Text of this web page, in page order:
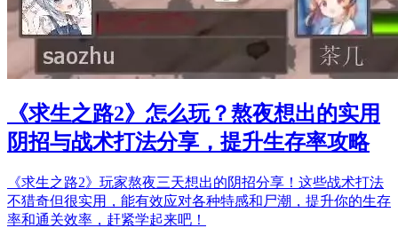
《求生之路2》怎么玩？熬夜想出的实用
阴招与战术打法分享，提升生存率攻略
《求生之路2》玩家熬夜三天想出的阴招分享！这些战术打法
不猎奇但很实用，能有效应对各种特感和尸潮，提升你的生存
率和通关效率，赶紧学起来吧！